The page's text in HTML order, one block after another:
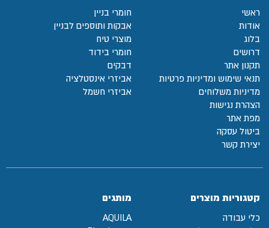
ראשי
אודות
בלוג
דרושים
תקנון אתר
תנאי שימוש ומדיניות פרטיות
מדיניות משלוחים
הצהרת נגישות
מפת אתר
ביטול עסקה
יצירת קשר
חומרי בניין
אבקות ותוספים לבניין
מוצרי טיח
חומרי בידוד
דבקים
אביזרי אינסטלציה
אביזרי חשמל
קטגוריות מוצרים
כלי עבודה
מותגים
AQUILA